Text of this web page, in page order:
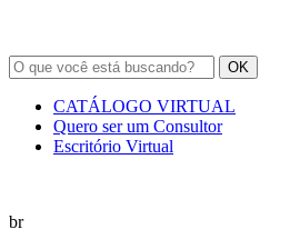
OK
CATÁLOGO VIRTUAL
Quero ser um Consultor
Escritório Virtual
br